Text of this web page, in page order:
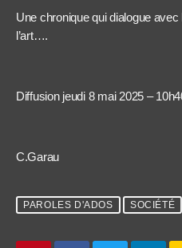
Une chronique qui dialogue
l’art….
Diffusion jeudi 8 mai 2025 –
C.Garau
PAROLES D'ADOS SOCIÉTÉ